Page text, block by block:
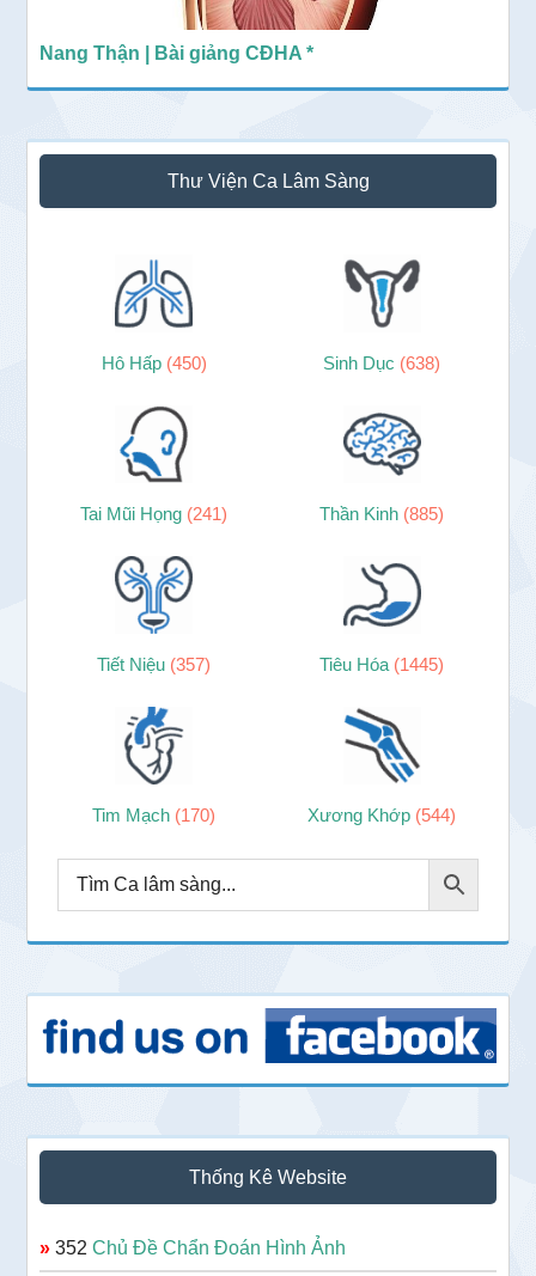
Nang Thận | Bài giảng CĐHA *
Thư Viện Ca Lâm Sàng
Hô Hấp (450) Sinh Dục (638)
Tai Mũi Họng (241) Thần Kinh (885)
Tiết Niệu (357) Tiêu Hóa (1445)
Tim Mạch (170) Xương Khớp (544)
Thống Kê Website
» 352Chủ Đề Chẩn Đoán Hình Ảnh